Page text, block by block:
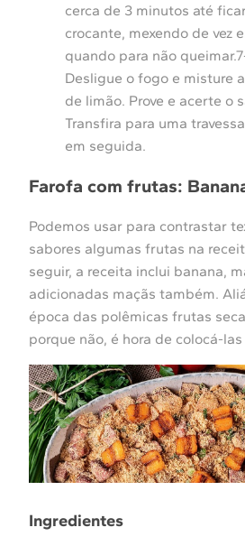
cerca de 3 minutos até
crocante, mexendo de vez
quando para não
Desligue o fogo e misture
de limão. Prove e acerte o
Transfira para uma
em seguida.
Farofa com frutas:
Podemos usar para contrastar
sabores algumas frutas na
seguir, a receita inclui banana,
adicionadas maçãs também.
época das polêmicas frutas
porque não, é hora de colocá-
Ingredientes